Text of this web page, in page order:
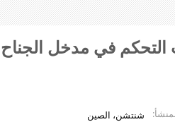
في مدخل الجناح
شنتشن، الصين